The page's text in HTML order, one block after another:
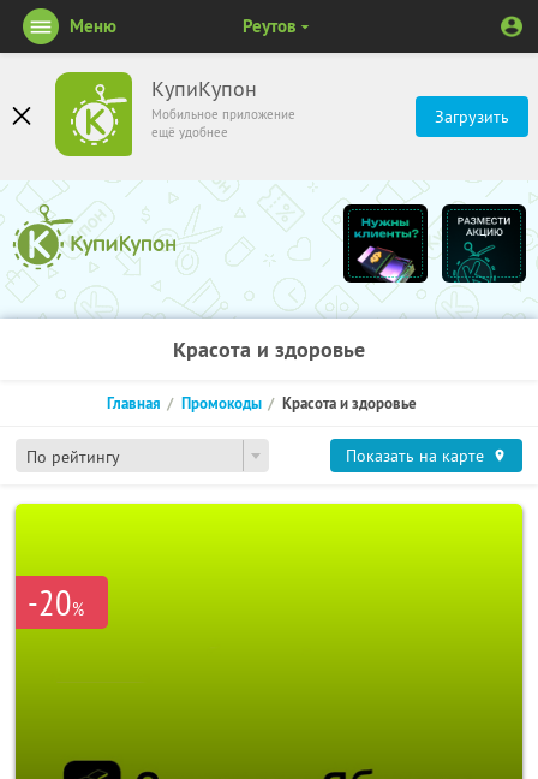
КупиКупон
Мобильное приложение
ещё удобнее
Загрузить
Меню Реутов
Красота и здоровье
По рейтингу
Главная Промокоды Красота и здоровье
Показать на карте
-20%